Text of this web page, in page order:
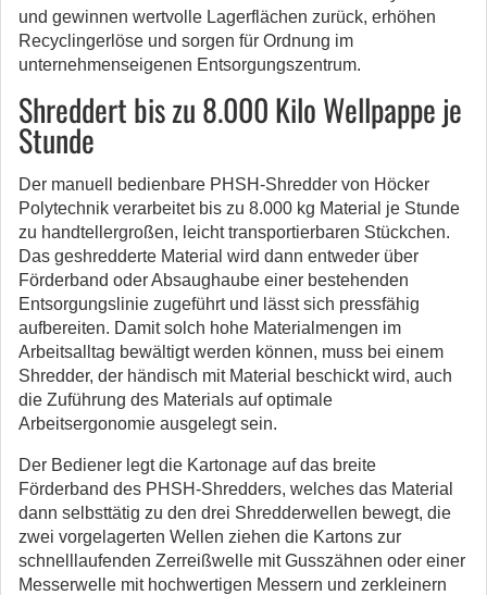
und gewinnen wertvolle Lagerflächen zurück, erhöhen
Recyclingerlöse und sorgen für Ordnung im
unternehmenseigenen Entsorgungszentrum.
Shreddert bis zu 8.000 Kilo Wellpappe je
Stunde
Der manuell bedienbare PHSH-Shredder von Höcker
Polytechnik verarbeitet bis zu 8.000 kg Material je Stunde
zu handtellergroßen, leicht transportierbaren Stückchen.
Das geshredderte Material wird dann entweder über
Förderband oder Absaughaube einer bestehenden
Entsorgungslinie zugeführt und lässt sich pressfähig
aufbereiten. Damit solch hohe Materialmengen im
Arbeitsalltag bewältigt werden können, muss bei einem
Shredder, der händisch mit Material beschickt wird, auch
die Zuführung des Materials auf optimale
Arbeitsergonomie ausgelegt sein.
Der Bediener legt die Kartonage auf das breite
Förderband des PHSH-Shredders, welches das Material
dann selbsttätig zu den drei Shredderwellen bewegt, die
zwei vorgelagerten Wellen ziehen die Kartons zur
schnelllaufenden Zerreißwelle mit Gusszähnen oder einer
Messerwelle mit hochwertigen Messern und zerkleinern